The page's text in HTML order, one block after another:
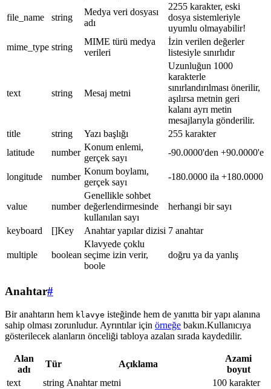
file_name string
Medya veri dosyası
adı
2255 karakter, eski
dosya sistemleriyle
uyumlu olmayabilir!
mime_type string
MIME türü medya
verileri
İzin verilen değerler
listesiyle sınırlıdır
text string Mesaj metni
Uzunluğun 1000
karakterle
sınırlandırılması önerilir,
aşılırsa metnin geri
kalanı ayrı metin
mesajlarıyla gönderilir.
title
string Yazı başlığı
255 karakter
latitude
number
Konum enlemi,
gerçek sayı
-90.0000'den +90.0000'e
longitude number
Konum boylamı,
gerçek sayı
-180.0000 ila +180.0000
value number
Genellikle sohbet
değerlendirmesinde
kullanılan sayı
herhangi bir sayı
keyboard []Key Anahtar yapılar dizisi 7 anahtar
multiple boolean
Klavyede çoklu
seçime izin verir,
boole
doğru ya da yanlış
Anahtar#
Bir anahtarın hem klavye isteğinde hem de yanıtta bir yapı alanına
sahip olması zorunludur. Ayrıntılar için örneğe bakın.Kullanıcıya
gösterilecek alanların önceliği tabloya azalan sırada kaydedilir.
Alan
adı
Tür Açıklama
Azami
boyut
text
string Anahtar metni
100 karakter